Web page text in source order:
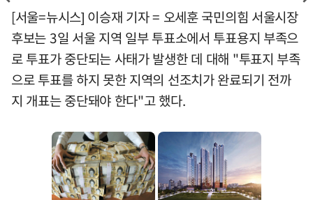
[서울=뉴시스] 이승재 기자 = 오세훈 국민의힘 서울시장
후보는 3일 서울 지역 일부 투표소에서 투표용지 부족으
로 투표가 중단되는 사태가 발생한 데 대해 "투표지 부족
으로 투표를 하지 못한 지역의 선조치가 완료되기 전까
지 개표는 중단돼야 한다"고 했다.